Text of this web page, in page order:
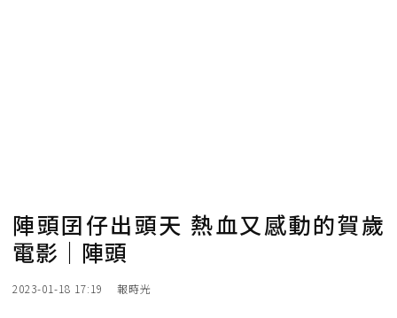
陣頭囝仔出頭天 熱血又感動的賀歲
電影｜陣頭
2023-01-18 17:19 報時光